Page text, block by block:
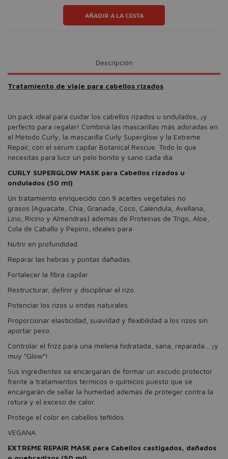
AÑADIR A LA CESTA
Descripción
Tratamiento de viaje para cabellos rizados
Un pack ideal para cuidar los cabellos rizados u ondulados, ¡y
perfecto para regalar! Combina las mascarillas más adoradas en
el Método Curly, la mascarilla Curly Superglow y la Extreme
Repair, con el sérum capilar Botanical Rescue. Todo lo que
necesitas para lucir un pelo bonito y sano cada día.
CURLY SUPERGLOW MASK para Cabellos rizados u
ondulados (50 ml)
Un tratamiento enriquecido con 9 aceites vegetales no
grasos (Aguacate, Chía, Granada, Coco, Caléndula, Avellana,
Lino, Ricino y Almendras) además de Proteínas de Trigo, Aloe,
Cola de Caballo y Pepino, ideales para:
Nutrir en profundidad.
Reparar las hebras y puntas dañadas.
Fortalecer la fibra capilar.
Restructurar, definir y disciplinar el rizo.
Potenciar los rizos u ondas naturales.
Proporcionar elasticidad, suavidad y flexibilidad a los rizos sin
aportar peso.
Controlar el frizz para una melena hidratada, sana, reparada… ¡y
muy “Glow”!
Sus ingredientes se encargarán de formar un escudo protector
frente a tratamientos térmicos o químicos puesto que se
encargarán de sellar la humedad además de proteger contra la
rotura y el exceso de calor.
Protege el color en cabellos teñidos.
VEGANA.
EXTREME REPAIR MASK para Cabellos castigados, dañados